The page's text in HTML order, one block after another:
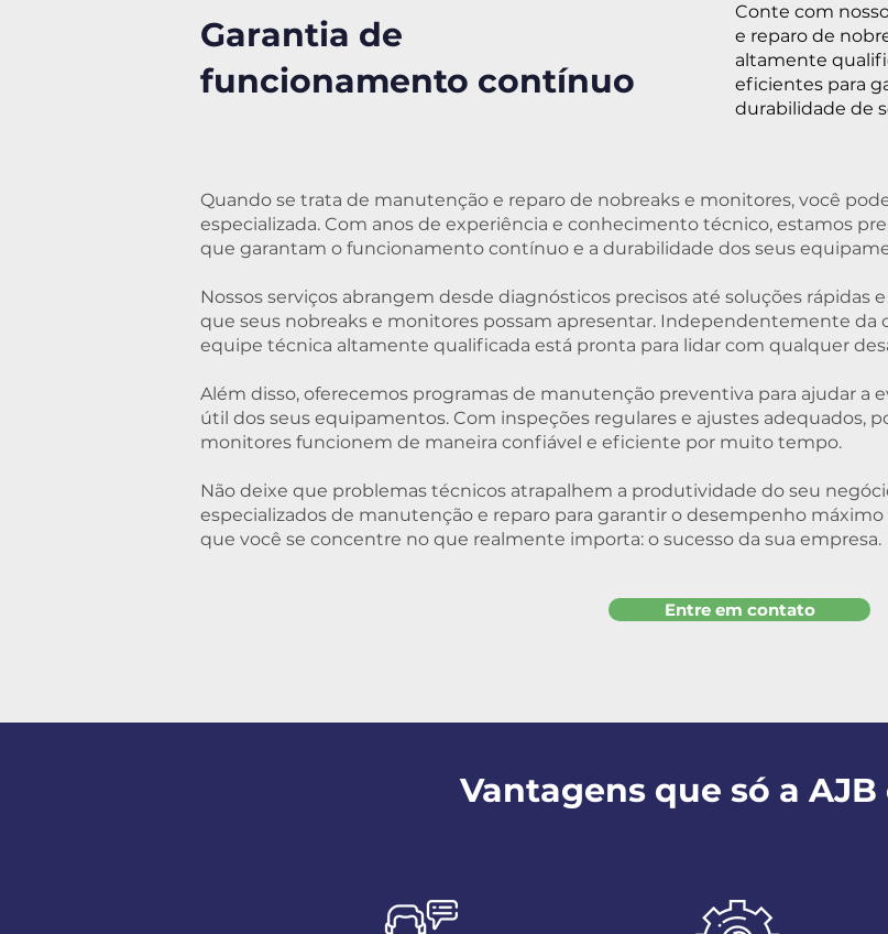
Garantia de
funcionamento contínuo
Conte com
e reparo de
altamente
eficientes para
durabilidade de
Quando se trata de manutenção e reparo de nobreaks e monitores, você
especializada. Com anos de experiência e conhecimento técnico, estamos
que garantam o funcionamento contínuo e a durabilidade dos seus
Nossos serviços abrangem desde diagnósticos precisos até soluções rápidas
que seus nobreaks e monitores possam apresentar. Independentemente da
equipe técnica altamente qualificada está pronta para lidar com qualquer
Além disso, oferecemos programas de manutenção preventiva para ajudar a
útil dos seus equipamentos. Com inspeções regulares e ajustes adequados,
monitores funcionem de maneira confiável e eficiente por muito tempo.
Não deixe que problemas técnicos atrapalhem a produtividade do seu
especializados de manutenção e reparo para garantir o desempenho
que você se concentre no que realmente importa: o sucesso da sua empresa.
Entre em contato
Vantagens que só a